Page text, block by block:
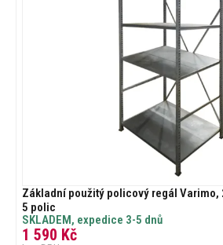
Základní použitý policový regál Varimo,
5 polic
SKLADEM, expedice 3-5 dnů
1 590 Kč